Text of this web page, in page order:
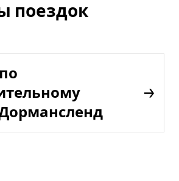
поездок